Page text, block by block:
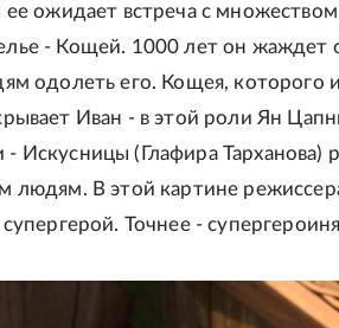
ее ожидает встреча с
- Кощей. 1000 лет он жаждет
одолеть его. Кощея, которого
Иван - в этой роли Ян
(Глафира Тарханова)
людям. В этой картине
Точнее -